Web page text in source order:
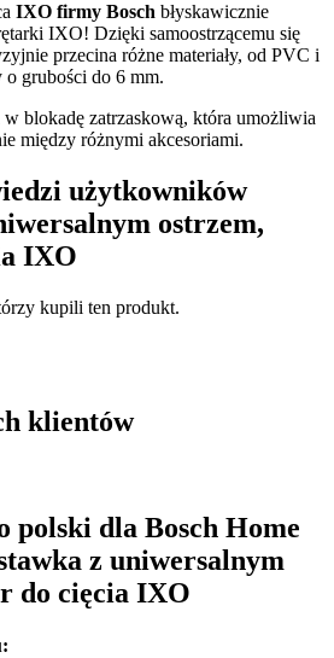
IXO firmy Bosch błyskawicznie
IXO! Dzięki samoostrzącemu się
przecina różne materiały, od PVC i
grubości do 6 mm.
w blokadę zatrzaskową, która umożliwia
między różnymi akcesoriami.
użytkowników
ostrzem,
IXO
kupili ten produkt.
klientów
polski dla Bosch Home
z uniwersalnym
do cięcia IXO